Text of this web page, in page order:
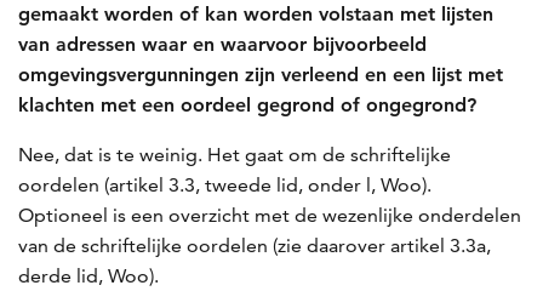
gemaakt worden of kan worden volstaan met lijsten
van adressen waar en waarvoor bijvoorbeeld
omgevingsvergunningen zijn verleend en een lijst met
klachten met een oordeel gegrond of ongegrond?
Nee, dat is te weinig. Het gaat om de schriftelijke
oordelen (artikel 3.3, tweede lid, onder l, Woo).
Optioneel is een overzicht met de wezenlijke onderdelen
van de schriftelijke oordelen (zie daarover artikel 3.3a,
derde lid, Woo).